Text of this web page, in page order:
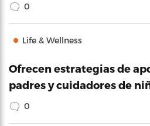
0
Life & Wellness
Ofrecen estrategias de
padres y cuidadores de
0